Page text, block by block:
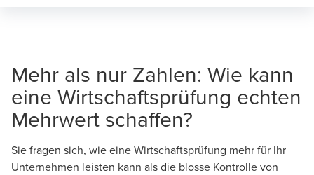
Mehr als nur Zahlen: Wie kann
eine Wirtschaftsprüfung echten
Mehrwert schaffen?
Sie fragen sich, wie eine Wirtschaftsprüfung mehr für Ihr
Unternehmen leisten kann als die blosse Kontrolle von